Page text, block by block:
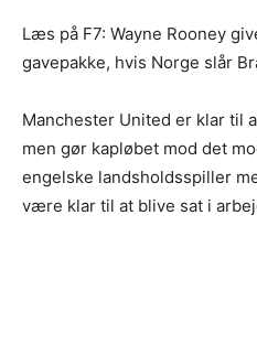
Læs på F7: Wayne Rooney
gavepakke, hvis Norge slår
Manchester United er klar til
men gør kapløbet mod det
engelske landsholdsspiller
være klar til at blive sat i